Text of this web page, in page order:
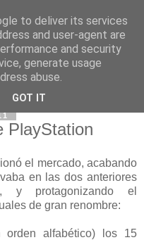
PlayStation
el mercado, acabando
en las dos anteriores
y protagonizando el
de gran renombre:
orden alfabético) los 15
to deliver its services
and user-agent are
and security
generate usage
abuse.
GOT IT